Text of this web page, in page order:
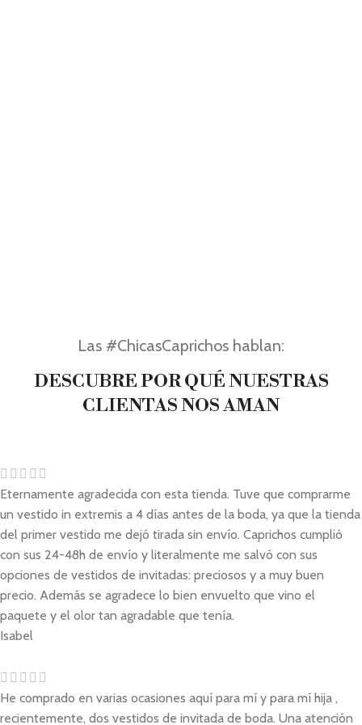
Las #ChicasCaprichos hablan:
DESCUBRE POR QUÉ NUESTRAS
CLIENTAS NOS AMAN
Eternamente agradecida con esta tienda. Tuve que comprarme
un vestido in extremis a 4 días antes de la boda, ya que la tienda
del primer vestido me dejó tirada sin envío. Caprichos cumplió
con sus 24-48h de envío y literalmente me salvó con sus
opciones de vestidos de invitadas: preciosos y a muy buen
precio. Además se agradece lo bien envuelto que vino el
paquete y el olor tan agradable que tenía.
Isabel
He comprado en varias ocasiones aquí para mí y para mí hija ,
recientemente, dos vestidos de invitada de boda. Una atención